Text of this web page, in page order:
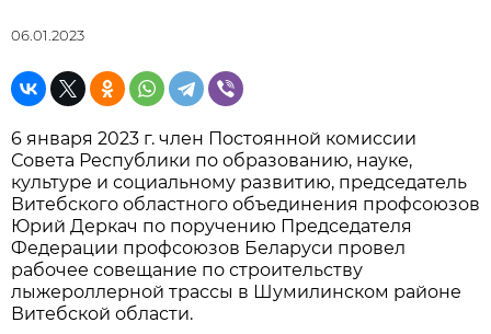
06.01.2023
6 января 2023 г. член Постоянной комиссии
Совета Республики по образованию, науке,
культуре и социальному развитию, председатель
Витебского областного объединения профсоюзов
Юрий Деркач по поручению Председателя
Федерации профсоюзов Беларуси провел
рабочее совещание по строительству
лыжероллерной трассы в Шумилинском районе
Витебской области.